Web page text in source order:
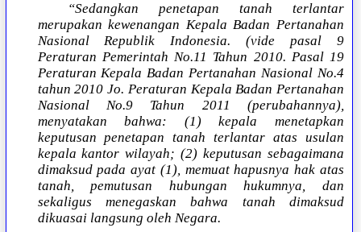
“Sedangkan penetapan tanah terlantar
merupakan kewenangan Kepala Badan Pertanahan
Nasional Republik Indonesia. (vide pasal 9
Peraturan Pemerintah No.11 Tahun 2010. Pasal 19
Peraturan Kepala Badan Pertanahan Nasional No.4
tahun 2010 Jo. Peraturan Kepala Badan Pertanahan
Nasional No.9 Tahun 2011 (perubahannya),
menyatakan bahwa: (1) kepala menetapkan
keputusan penetapan tanah terlantar atas usulan
kepala kantor wilayah; (2) keputusan sebagaimana
dimaksud pada ayat (1), memuat hapusnya hak atas
tanah, pemutusan hubungan hukumnya, dan
sekaligus menegaskan bahwa tanah dimaksud
dikuasai langsung oleh Negara.